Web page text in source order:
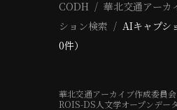
CODH 華北交通アーカ
ション検索
AIキャプシ
0件）
華北交通アーカイブ作成委員会
ROIS-DS人文学オープンデー